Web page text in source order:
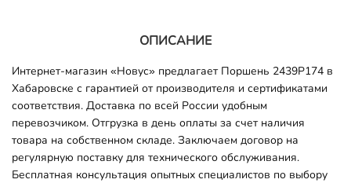
ОПИСАНИЕ
Интернет-магазин «Новус» предлагает Поршень 2439P174 в
Хабаровске с гарантией от производителя и сертификатами
соответствия. Доставка по всей России удобным
перевозчиком. Отгрузка в день оплаты за счет наличия
товара на собственном складе. Заключаем договор на
регулярную поставку для технического обслуживания.
Бесплатная консультация опытных специалистов по выбору